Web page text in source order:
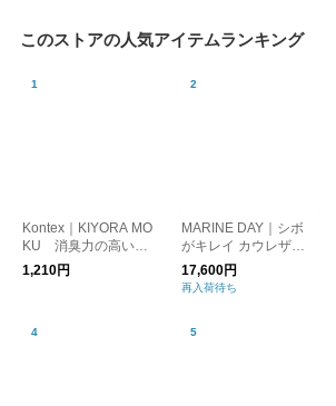
このストアの人気アイテムランキング
Kontex｜KIYORA MO
KU 消臭力の高いフ
ェイスタオル キヨラ
モク kurashisha
1,210円
MARINE DAY｜シボ
がキレイ カウレザー
ショルダーバッグ MIN
I HAUS ブラック キ
17,600円
再入荷待ち